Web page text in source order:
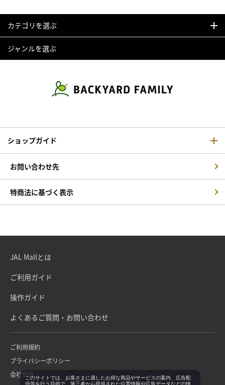
カテゴリを選ぶ
ジャンルを選ぶ
ショップガイド
お問い合わせ先
特商法に基づく表示
JAL Mallとは
ご利用ガイド
操作ガイド
よくあるご質問・お問い合わせ
ご利用規約
プライバシーポリシー
会社概要このサイトでは、お客さまに適したお得な商品やサービスの案内、広告配
信等を行う目的で、第三者から提供された位置情報や広告データなどの情